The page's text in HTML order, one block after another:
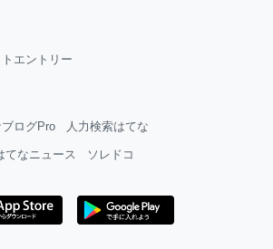
エントリー
ログPro 人力検索はてな
てなニュース ソレドコ